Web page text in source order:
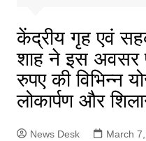
केंद्रीय गृह एवं
शाह ने इस अवसर
रुपए की विभिन्न
लोकार्पण और
News Desk March